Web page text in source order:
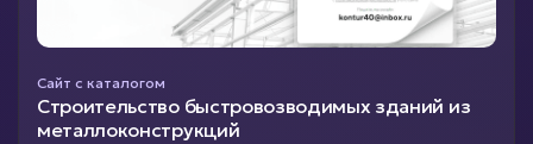
Сайт с каталогом
Строительство быстровозводимых зданий из
металлоконструкций